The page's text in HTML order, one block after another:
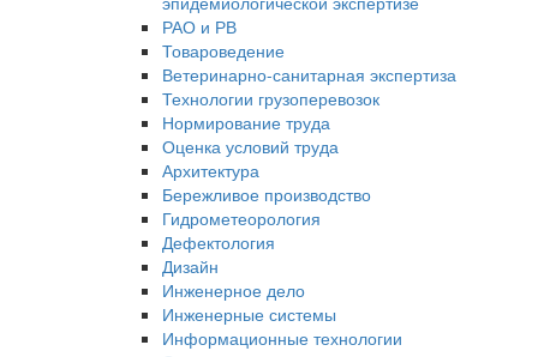
РАО и РВ
Товароведение
Ветеринарно-санитарная экспертиза
Технологии грузоперевозок
Нормирование труда
Оценка условий труда
Архитектура
Бережливое производство
Гидрометеорология
Дефектология
Дизайн
Инженерное дело
Инженерные системы
Информационные технологии